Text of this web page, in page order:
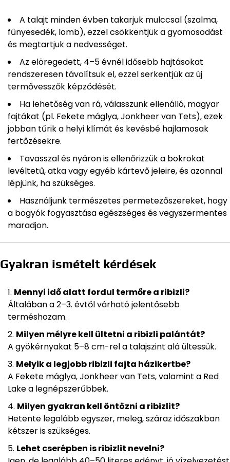
A talajt minden évben takarjuk mulccsal (szalma,
fűnyesedék, lomb), ezzel csökkentjük a gyomosodást
és megtartjuk a nedvességet.
Az elöregedett, 4–5 évnél idősebb hajtásokat
rendszeresen távolítsuk el, ezzel serkentjük az új
termővesszők képződését.
Ha lehetőség van rá, válasszunk ellenálló, magyar
fajtákat (pl. Fekete máglya, Jonkheer van Tets), ezek
jobban tűrik a helyi klímát és kevésbé hajlamosak
fertőzésekre.
Tavasszal és nyáron is ellenőrizzük a bokrokat
levéltetű, atka vagy egyéb kártevő jeleire, és azonnal
lépjünk, ha szükséges.
Használjunk természetes permetezőszereket, hogy
a bogyók fogyasztása egészséges és vegyszermentes
maradjon.
Gyakran ismételt kérdések
Mennyi idő alatt fordul termőre a ribizli?
Általában a 2–3. évtől várható jelentősebb
terméshozam.
Milyen mélyre kell ültetni a ribizli palántát?
A gyökérnyakat 5–8 cm-rel a talajszint alá ültessük.
Melyik a legjobb ribizli fajta házikertbe?
A Fekete máglya, Jonkheer van Tets, valamint a Red
Lake a legnépszerűbbek.
Milyen gyakran kell öntözni a ribizlit?
Hetente legalább egyszer, meleg, száraz időszakban
kétszer is szükséges.
Lehet cserépben is ribizlit nevelni?